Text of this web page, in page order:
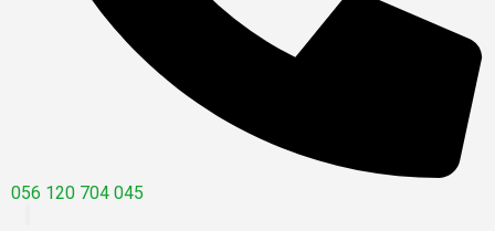
056 120 704 045